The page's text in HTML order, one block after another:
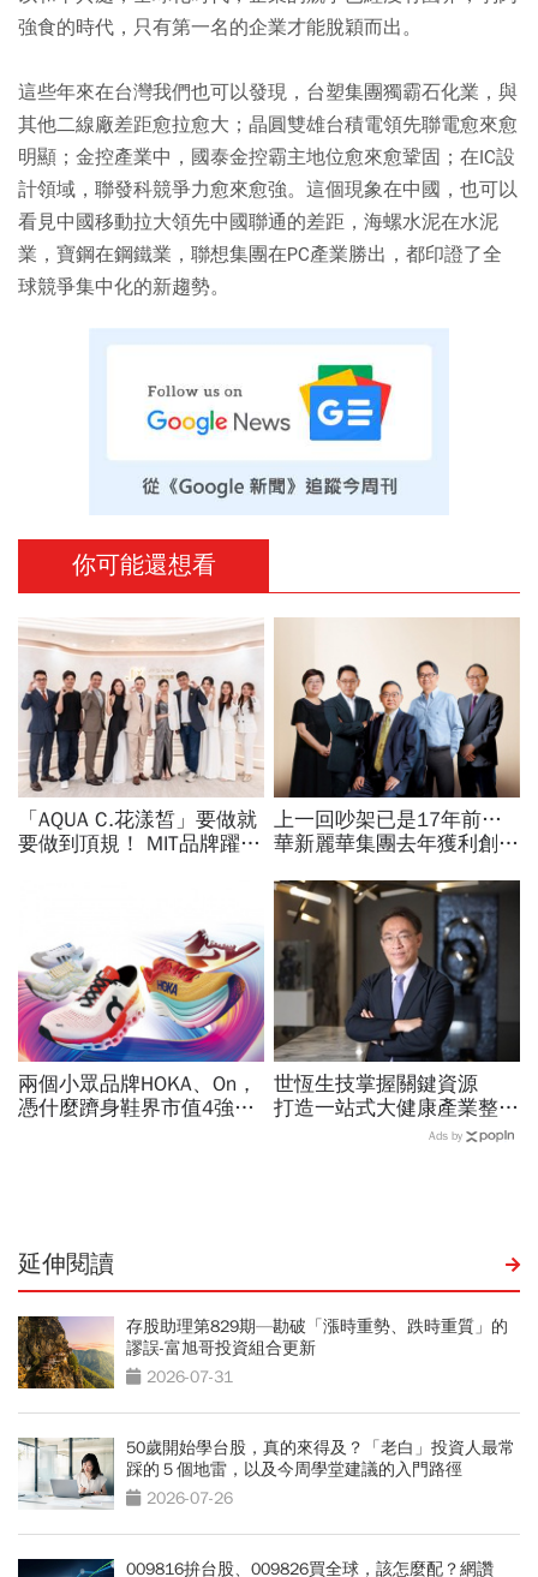
強食的時代，只有第一名的企業才能脫穎而出。
這些年來在台灣我們也可以發現，台塑集團獨霸石化業，與
其他二線廠差距愈拉愈大；晶圓雙雄台積電領先聯電愈來愈
明顯；金控產業中，國泰金控霸主地位愈來愈鞏固；在IC設
計領域，聯發科競爭力愈來愈強。這個現象在中國，也可以
看見中國移動拉大領先中國聯通的差距，海螺水泥在水泥
業，寶鋼在鋼鐵業，聯想集團在PC產業勝出，都印證了全
球競爭集中化的新趨勢。
你可能還想看
「AQUA C.花漾皙」要做就
要做到頂規！ MIT品牌躍上
上一回吵架已是17年前…
華新麗華集團去年獲利創
兄弟不鬩牆的3個秘密
兩個小眾品牌HOKA、On，
憑什麼躋身鞋界市值4強、
世恆生技掌握關鍵資源
打造一站式大健康產業整合
Ads by
延伸閱讀
存股助理第829期—勘破「漲時重勢、跌時重質」的
謬誤-富旭哥投資組合更新
2026-07-31
50歲開始學台股，真的來得及？「老白」投資人最常
踩的５個地雷，以及今周學堂建議的入門路徑
2026-07-26
009816拚台股、009826買全球，該怎麼配？網讚